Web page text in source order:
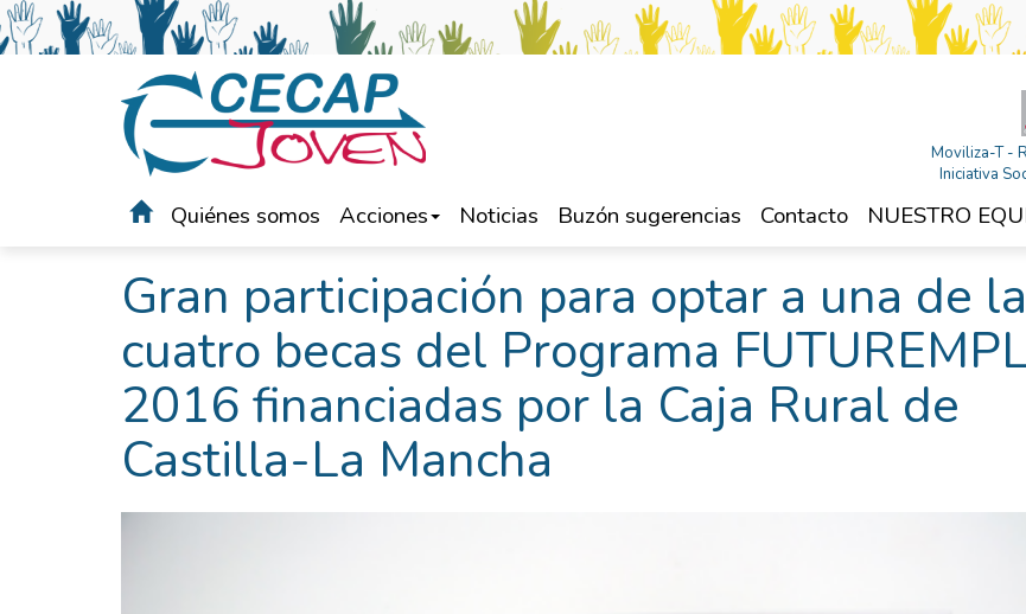
Moviliza-T -
Iniciativa
Quiénes somos Acciones Noticias Buzón sugerencias Contacto NUESTRO
Gran participación para optar a una de
cuatro becas del Programa
2016 financiadas por la Caja Rural de
Castilla-La Mancha